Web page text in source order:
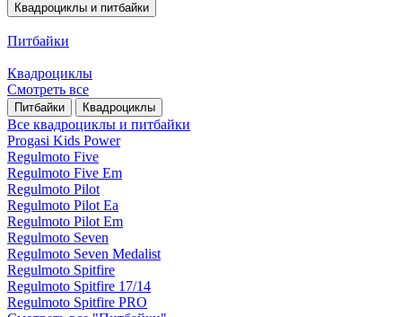
Квадроциклы и питбайки
Питбайки
Квадроциклы
Смотреть все
Питбайки Квадроциклы
Все квадроциклы и питбайки
Progasi Kids Power
Regulmoto Five
Regulmoto Five Em
Regulmoto Pilot
Regulmoto Pilot Ea
Regulmoto Pilot Em
Regulmoto Seven
Regulmoto Seven Medalist
Regulmoto Spitfire
Regulmoto Spitfire 17/14
Regulmoto Spitfire PRO